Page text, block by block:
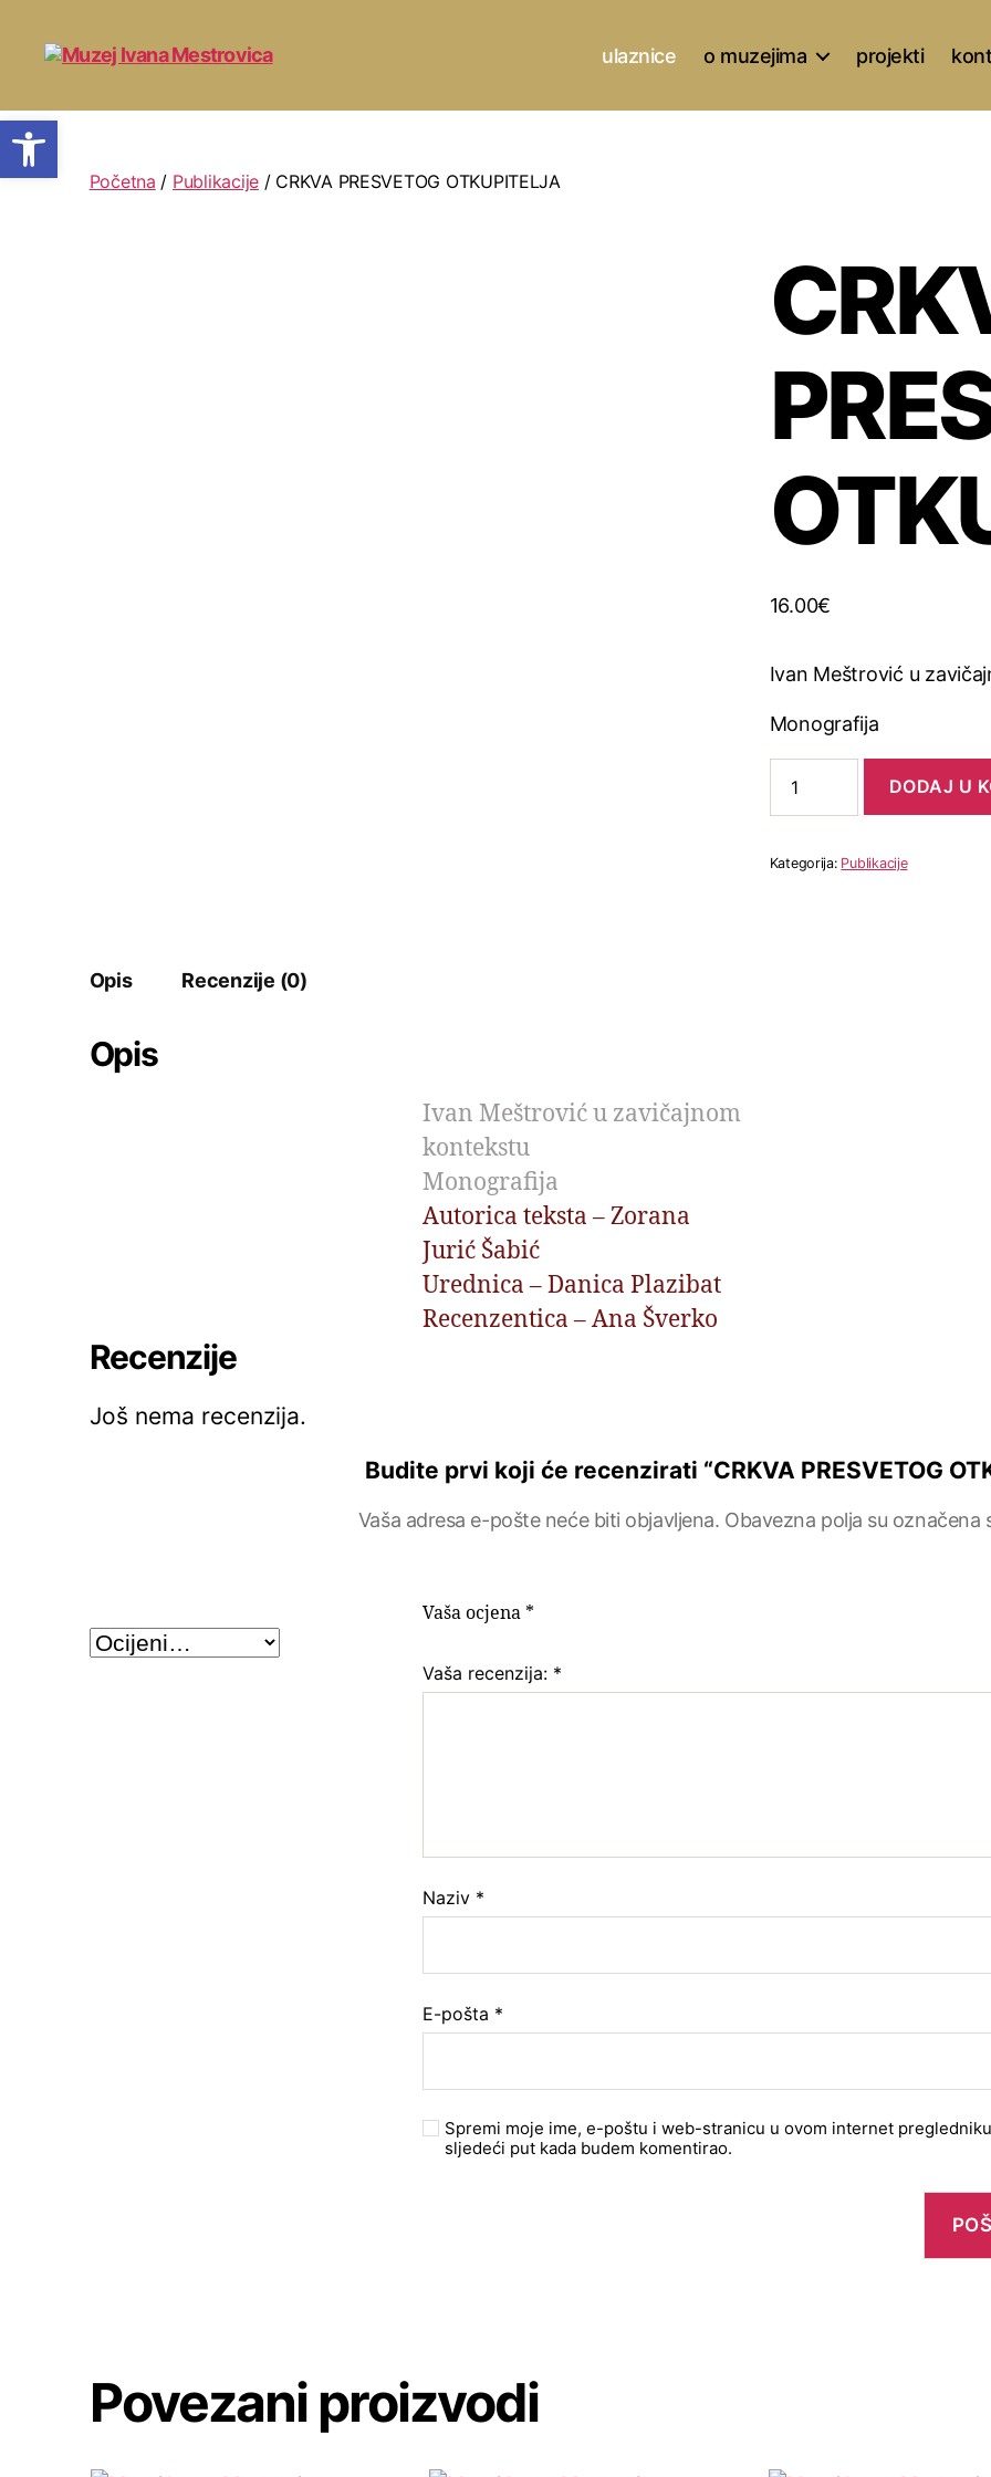
ulaznice o muzejima projekti
Početna / Publikacije/ CRKVA PRESVETOG OTKUPITELJA
16.00€
Ivan Meštrović u
Monografija
DODAJ U
Kategorija: Publikacije
Opis Recenzije (0)
Opis
Ivan Meštrović u zavičajnom
kontekstu
Monografija
Autorica teksta – Zorana
Jurić Šabić
Urednica – Danica Plazibat
Recenzentica – Ana Šverko
Recenzije
Još nema recenzija.
Budite prvi koji će recenzirati “CRKVA PRESVETOG
Vaša adresa e-pošte neće biti objavljena. Obavezna polja su označena
Vaša ocjena *
Vaša recenzija: *
Naziv *
E-pošta *
Spremi moje ime, e-poštu i web-stranicu u ovom internet
sljedeći put kada budem komentirao.
Povezani proizvodi
Open toolbar